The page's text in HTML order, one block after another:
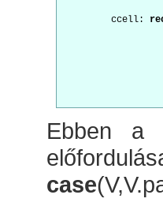
         ccell:
Ebben a
case